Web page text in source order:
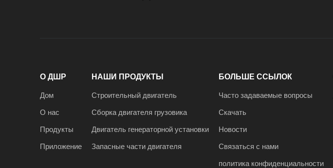
О ДШР
Дом
О нас
Продукты
Приложение
НАШИ ПРОДУКТЫ
Строительный двигатель
Сборка двигателя грузовика
Двигатель генераторной установки
Запасные части двигателя
БОЛЬШЕ ССЫЛОК
Часто задаваемые вопросы
Скачать
Новости
Связаться с нами
политика конфиденциальности